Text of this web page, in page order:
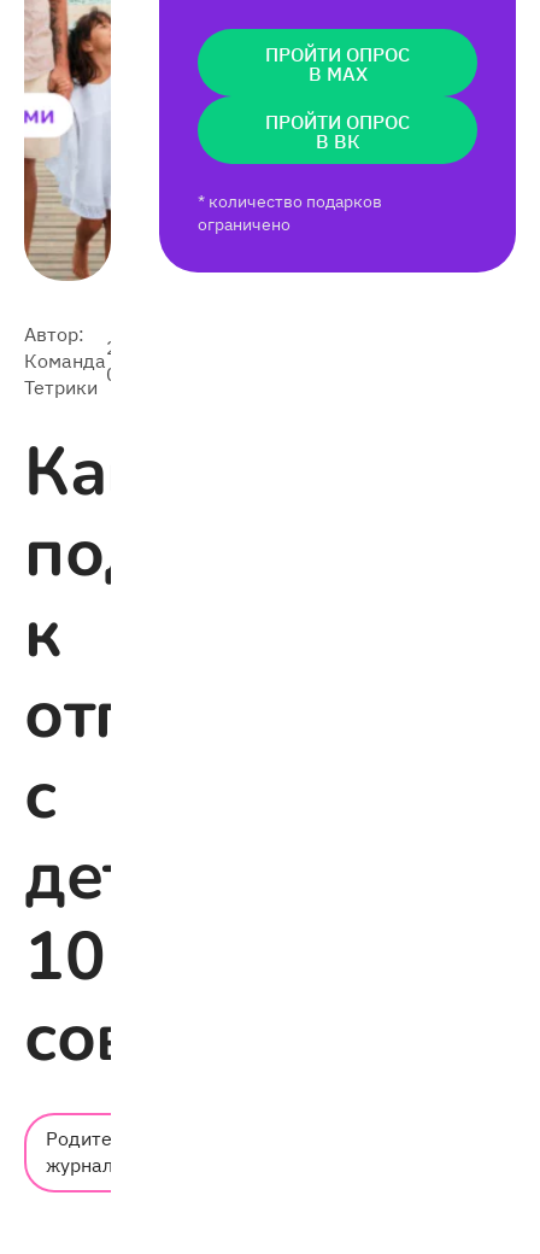
Автор:
Команда
Тетрики
2025-
07-01
Как
подготовиться
к
отпуску
с
детьми:
10
советов
Родительский
журнал
ПРОЙТИ ОПРОС
В MAX
ПРОЙТИ ОПРОС
В ВК
* количество подарков
ограничено